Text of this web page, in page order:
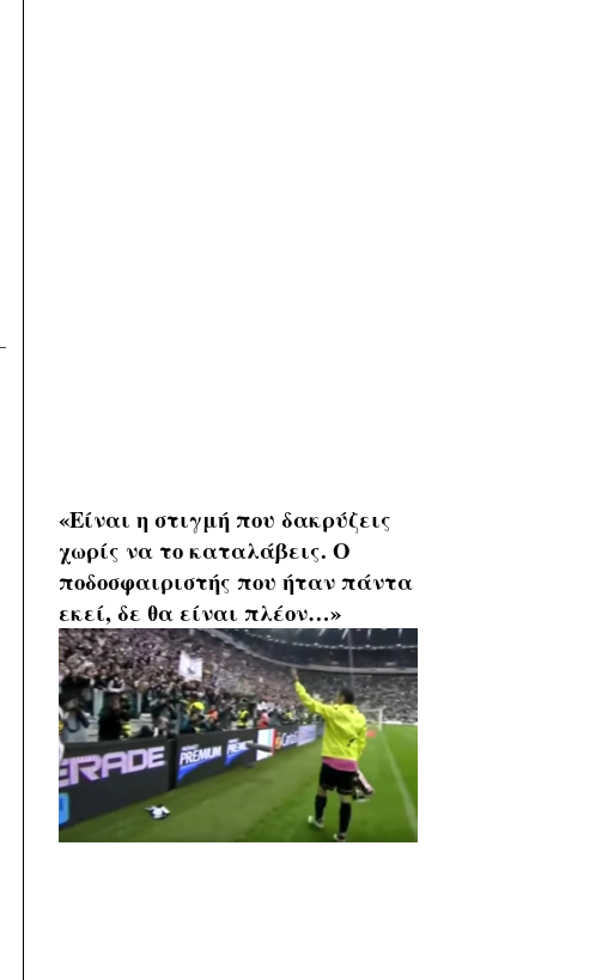
«Είναι η στιγμή που δακρύζεις
χωρίς να το καταλάβεις. Ο
ποδοσφαιριστής που ήταν πάντα
εκεί, δε θα είναι πλέον…»